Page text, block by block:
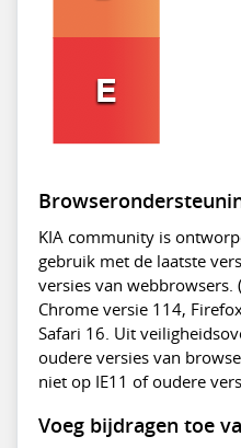
KIA community is
gebruik met de laatste
versies van webbrowsers.
Chrome versie 114,
Safari 16. Uit
oudere versies van
niet op IE11 of oudere
Voeg bijdragen toe